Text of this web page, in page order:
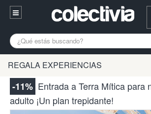
Entrar
94 652 38 15 (L-V 10:30-15:00)
¿Necesitas ayuda? Escríbenos
A Coruña Alicante
Bilbao Burgos
Gijón Huesca
REGALA EXPERIENCIAS
-11% Entrada a Terra Mítica para
adulto ¡Un plan trepidante!